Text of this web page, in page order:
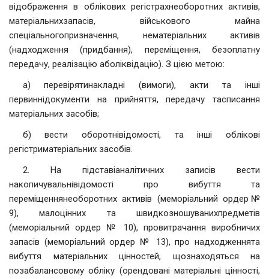
відображення в облікових регістрахнеоборотних активів,
матеріальнихзапасів, військового майна
спеціальногопризначення, нематеріальних активів
(надходження (придбання), переміщення, безоплатну
передачу, реалізацію аболіквідацію). З цією метою:
а) перевірятинакладні (вимоги), акти та інші
первиннідокументи на прийняття, передачу тасписання
матеріальних засобів;
б) вести оборотнівідомості, та інші облікові
регістриматеріальних засобів.
2. На підставіаналітичних записів вести
накопичувальнівідомості про вибуття та
переміщеннянеоборотних активів (меморіальний ордер№
9), малоцінних та швидкозношуванихпредметів
(меморіальний ордер № 10), провитрачання виробничих
запасів (меморіальний ордер № 13), про надходженнята
вибуття матеріальних цінностей, щознаходяться на
позабалансовому обліку (орендовані матеріальні цінності,